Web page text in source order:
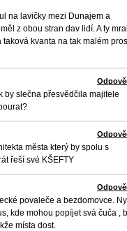
na lavičky mezi Dunajem a
z obou stran dav lidí. A ty
kvanta na tak malém
by slečna přesvědčila majitele
města který by spolu s
řeší své KŠEFTY
povaleče a bezdomovce.
kde mohou popíjet svá čuča ,
místa dost.